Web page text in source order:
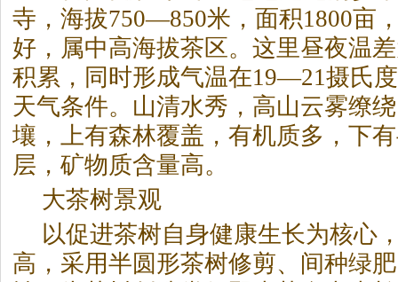
寺，海拔750—850米，面积1800亩
好，属中高海拔茶区。这里昼夜温
积累，同时形成气温在19—21摄氏
天气条件。山清水秀，高山云雾缭
壤，上有森林覆盖，有机质多，下
层，矿物质含量高。
大茶树景观
以促进茶树自身健康生长为核心
高，采用半圆形茶树修剪、间种绿